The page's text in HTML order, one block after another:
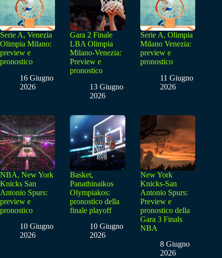
Serie A, Venezia
Olimpia Milano:
preview e
pronostico
16 Giugno
2026
Gara 2 Finale
LBA Olimpia
Milano-Venezia:
Preview e
pronostico
13 Giugno
2026
Serie A, Olimpia
Milano Venezia:
preview e
pronostico
11 Giugno
2026
NBA, New York
Knicks San
Antonio Spurs:
preview e
pronostico
10 Giugno
2026
Basket,
Panathinaikos
Olympiakos:
pronostico della
finale playoff
10 Giugno
2026
New York
Knicks-San
Antonio Spurs:
Preview e
pronostico della
Gara 3 Finals
NBA
8 Giugno
2026